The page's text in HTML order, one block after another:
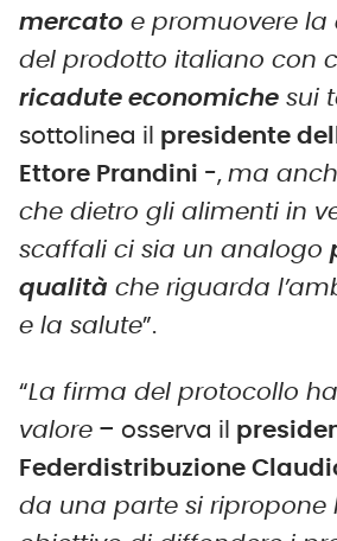
mercato e promuovere la
del prodotto italiano con
ricadute economiche sui
sottolinea il presidente
Ettore Prandini -, ma
che dietro gli alimenti in
scaffali ci sia un analogo
qualità che riguarda
e la salute”.
“La firma del protocollo
valore – osserva il
Federdistribuzione
da una parte si ripropone